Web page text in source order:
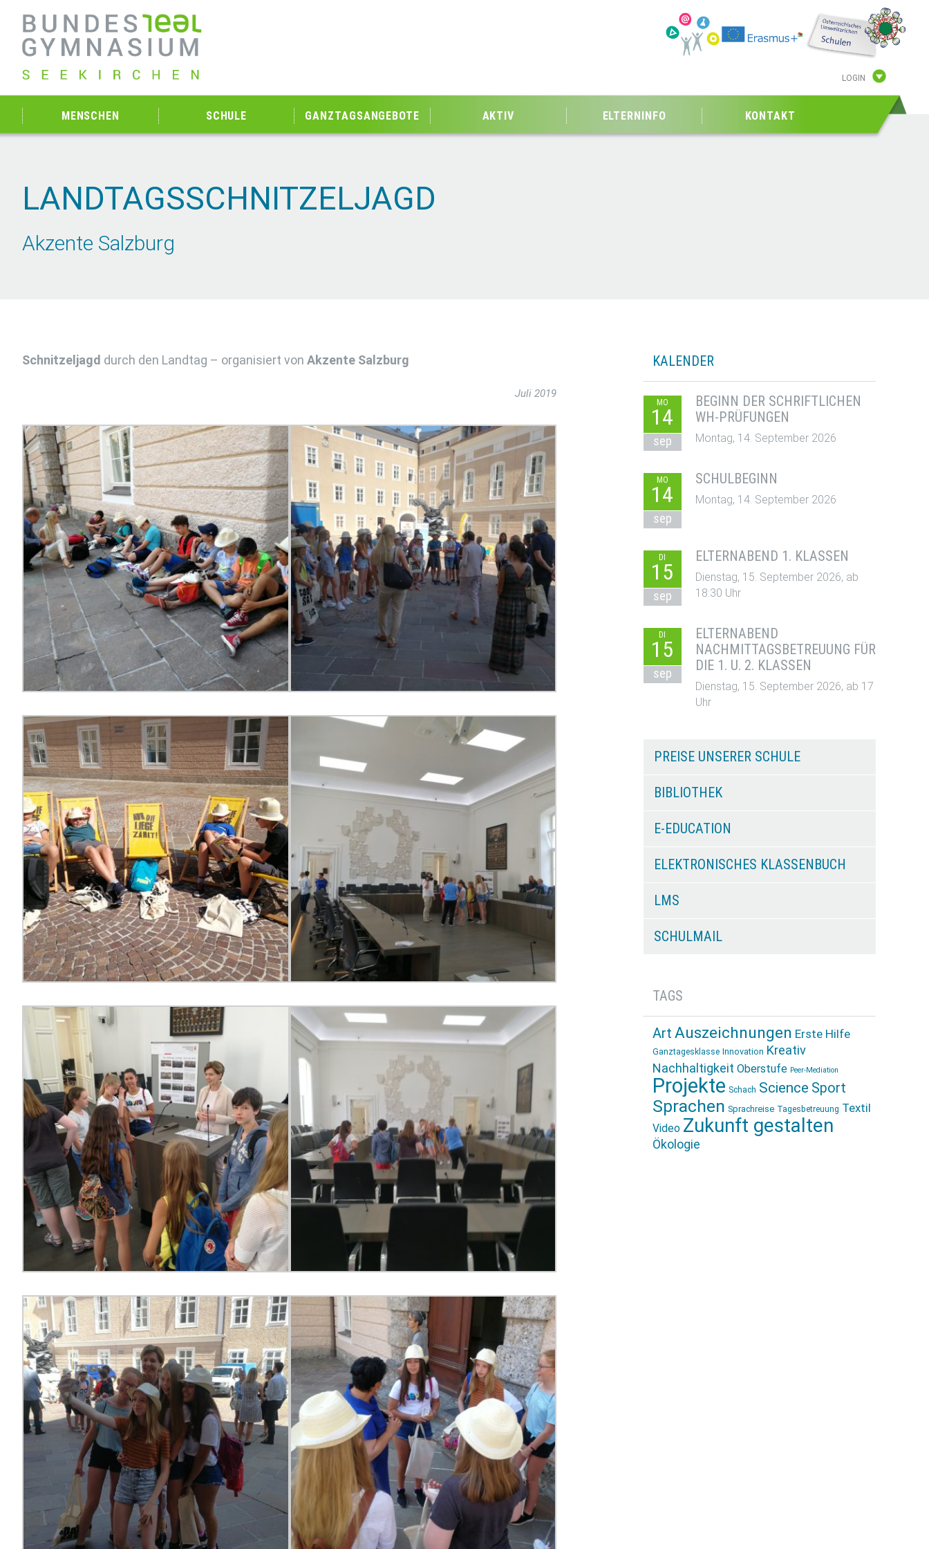
LOGIN
MENSCHEN SCHULE GANZTAGSANGEBOTE AKTIV ELTERNINFO KONTAKT
LANDTAGSSCHNITZELJAGD
Akzente Salzburg
Schnitzeljagd durch den Landtag – organisiert von Akzente Salzburg
Juli 2019
KALENDER
MO
14
sep
BEGINN DER SCHRIFTLICHEN
WH-PRÜFUNGEN
Montag, 14. September 2026
MO
14
sep
SCHULBEGINN
Montag, 14. September 2026
DI
15
sep
ELTERNABEND 1. KLASSEN
Dienstag, 15. September 2026, ab
18:30 Uhr
DI
15
sep
ELTERNABEND
NACHMITTAGSBETREUUNG FÜR
DIE 1. U. 2. KLASSEN
Dienstag, 15. September 2026, ab 17
Uhr
PREISE UNSERER SCHULE
BIBLIOTHEK
E-EDUCATION
ELEKTRONISCHES KLASSENBUCH
LMS
SCHULMAIL
TAGS
Art Auszeichnungen Erste Hilfe
Ganztagesklasse Innovation Kreativ
Nachhaltigkeit Oberstufe Peer-Mediation
Projekte Schach Science Sport
Sprachen Sprachreise Tagesbetreuung Textil
Video Zukunft gestalten
Ökologie